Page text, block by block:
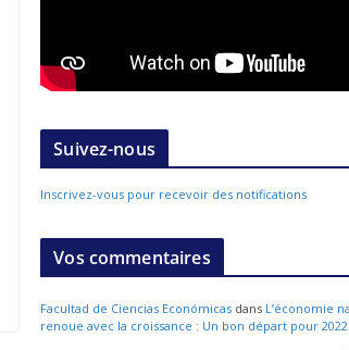
Suivez-nous
Inscrivez-vous pour recevoir des notifications
Vos commentaires
Facultad de Ciencias Económicas dans L’économie
renoue avec la croissance : Un bon départ pour 2022